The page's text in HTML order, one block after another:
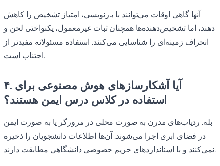
آنها گاهی اوقات می‌توانند با بازنویسی، امتیاز تشخیص را کاهش
دهند، اما تشخیص‌دهنده‌ها همچنان ثبات غیرمعمول، یکنواختی لحن و
انحراف زمینه‌ای را شناسایی می‌کنند. استفاده مسئولانه مفیدتر از
اجتناب است.
۴. آیا آشکارسازهای هوش مصنوعی برای
استفاده در کلاس درس ایمن هستند؟
بله. ردیاب‌های مدرن به صورت محلی در مرورگر یا به صورت ایمن
در فضای ابری اجرا می‌شوند. آن‌ها اطلاعات دانشجویان را ذخیره
نمی‌کنند و با استانداردهای حریم خصوصی دانشگاهی مطابقت دارند.